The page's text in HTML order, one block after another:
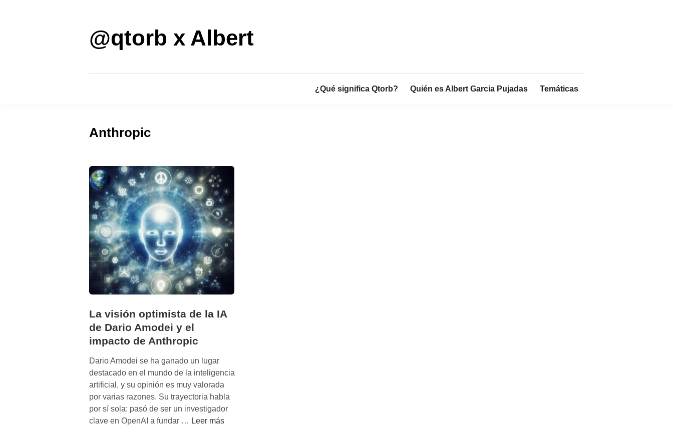
@qtorb x Albert
¿Qué significa Qtorb? Quién es Albert Garcia Pujadas Temáticas
Anthropic
La visión optimista de la IA
de Dario Amodei y el
impacto de Anthropic
Dario Amodei se ha ganado un lugar
destacado en el mundo de la inteligencia
artificial, y su opinión es muy valorada
por varias razones. Su trayectoria habla
por sí sola: pasó de ser un investigador
clave en OpenAI a fundar … LLeer más